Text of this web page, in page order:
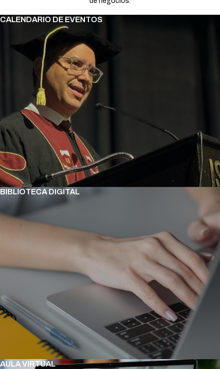
CALENDARIO DE EVENTOS
BIBLIOTECA DIGITAL
AULA VIRTUAL